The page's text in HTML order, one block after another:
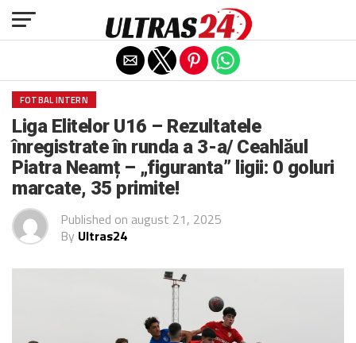
FOTBAL INTERN
Liga Elitelor U16 – Rezultatele
înregistrate în runda a 3-a/ Ceahlăul
Piatra Neamț – „figuranta” ligii: 0 goluri
marcate, 35 primite!
Published on august 21, 2025
By Ultras24
Exit mobile version